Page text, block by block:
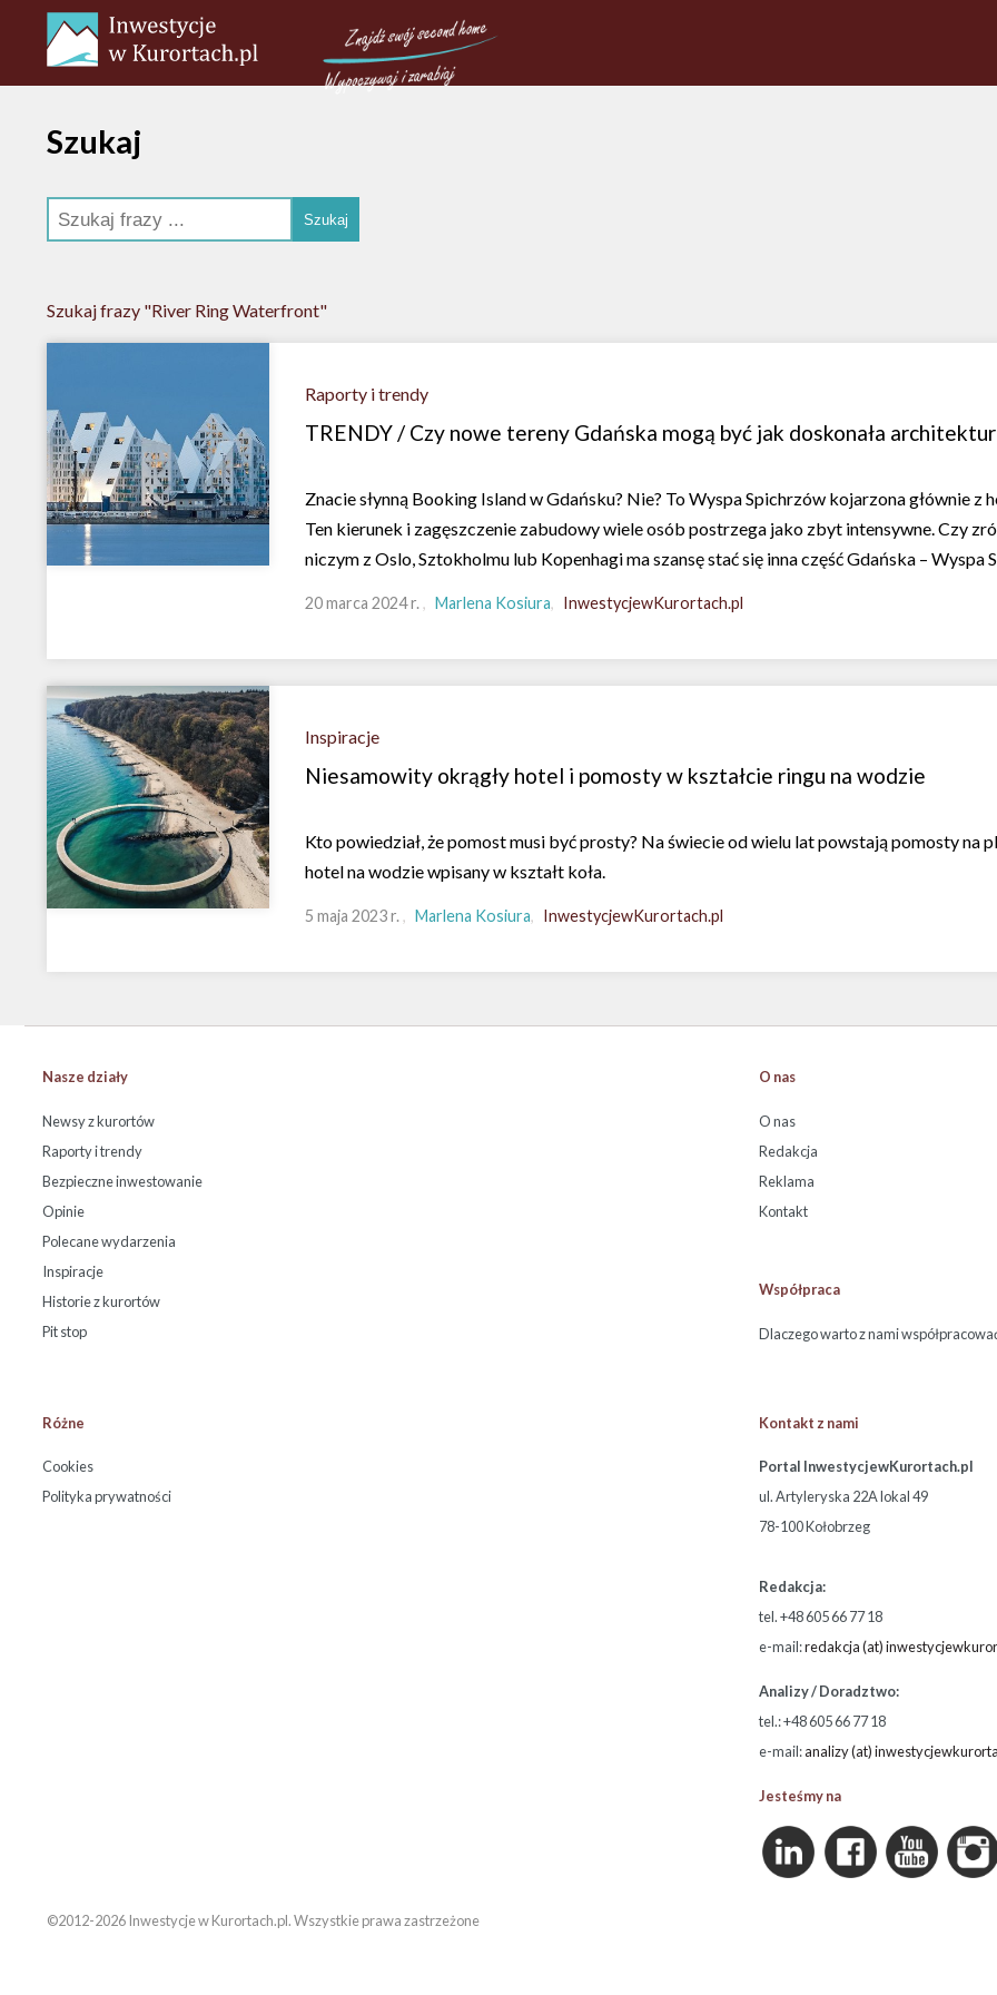
Szukaj
Szukaj frazy "River Ring Waterfront"
Raporty i trendy
TRENDY / Czy nowe tereny Gdańska mogą być jak doskonała
Znacie słynną Booking Island w Gdańsku? Nie? To Wyspa Spichrzów kojarzona głównie
Ten kierunek i zagęszczenie zabudowy wiele osób postrzega jako zbyt intensywne. Czy
niczym z Oslo, Sztokholmu lub Kopenhagi ma szansę stać się inna część Gdańska – Wyspa
20 marca 2024 r. Marlena Kosiura InwestycjewKurortach.pl
Inspiracje
Niesamowity okrągły hotel i pomosty w kształcie ringu na wodzie
Kto powiedział, że pomost musi być prosty? Na świecie od wielu lat powstają pomosty na
hotel na wodzie wpisany w kształt koła.
5 maja 2023 r. Marlena Kosiura InwestycjewKurortach.pl
Nasze działy
Newsy z kurortów
Raporty i trendy
Bezpieczne inwestowanie
Opinie
Polecane wydarzenia
Inspiracje
Historie z kurortów
Pit stop
O nas
O nas
Redakcja
Reklama
Kontakt
Współpraca
Dlaczego warto z nami
Różne
Cookies
Polityka prywatności
Kontakt z nami
Portal InwestycjewKurortach.pl
ul. Artyleryska 22A lokal 49
78-100 Kołobrzeg
Redakcja:
tel. +48 605 66 77 18
e-mail:redakcja (at)
Analizy / Doradztwo:
tel.: +48 605 66 77 18
e-mail:analizy (at)
Jesteśmy na
©2012-2026 Inwestycje w Kurortach.pl. Wszystkie prawa zastrzeżone